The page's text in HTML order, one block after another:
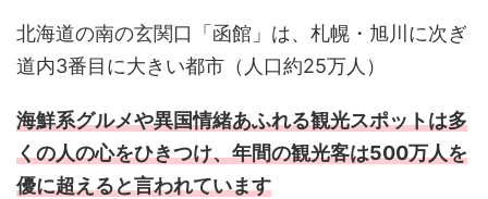
北海道の南の玄関口「函館」は、札幌・旭川に次ぎ
道内3番目に大きい都市（人口約25万人）
海鮮系グルメや異国情緒あふれる観光スポットは多
くの人の心をひきつけ、年間の観光客は500万人を
優に超えると言われています